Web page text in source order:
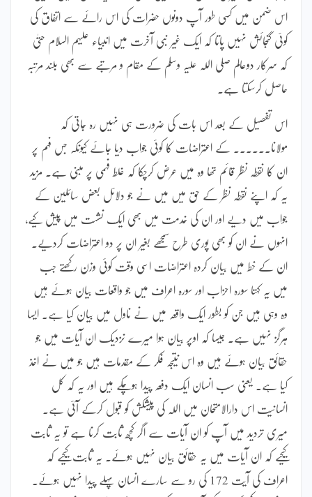
اس ضمن میں کسی طور آپ دونوں حضرات کی اس رائے سے اتفاق کی
کوئی گنجائش نہیں پاتا کہ ایک غیر نبی آخرت میں انبیاء علیہم السلام حتیٰ
کہ سرکار دوعالم صلی اللہ علیہ وسلم کے مقام و مرتبے سے بھی بلند مرتبہ
حاصل کرسکتا ہے۔
اس تفصیل کے بعد اس بات کی ضرورت ہی نہیں رہ جاتی کہ
مولانا۔۔۔۔۔۔ کے اعتراضات کا کوئی جواب دیا جائے کیونکہ جس فہم پر
ان کا نقطہ نظر قائم تھا وہ میں عرض کرچکا کہ غلط فہمی پر مبنی ہے۔ مزید
یہ کہ اپنے نقطہ نظر کے حق میں میں نے جو دلائل بعض سائلین کے
جواب میں دیے اور ان کی خدمت میں بھی ایک نشست میں پیش کیے،
انہوں نے ان کو بھی پوری طرح سمجھے بغیر ان پر دو اعتراضات کردیے۔
ان کے خط میں بیان کردہ اعتراضات اسی وقت کوئی وزن رکھتے جب
میں یہ کہتا سورہ احزاب اور سورہ اعراف میں جو واقعات بیان ہوئے ہیں
وہ وہی ہیں جن کو بطور ایک واقعہ میں نے ناول میں بیان کیا ہے۔ ایسا
ہرگز نہیں ہے۔ جیسا کہ اوپر بیان ہوا میرے نزدیک ان آیات میں جو
حقائق بیان ہوئے ہیں وہ اس نتیجہ فکر کے مقدمات ہیں جو میں نے اخذ
کیا ہے۔ یعنی سب انسان ایک دفعہ پیدا ہوچکے ہیں اور یہ کہ کل
انسانیت اس دارالامتحان میں اللہ کی پیشکش کو قبول کرکے آئی ہے۔
میری تردید میں آپ کو ان آیات سے اگر کچھ ثابت کرنا ہے تو یہ ثابت
کیجیے کہ ان آیات میں یہ حقائق بیان نہیں ہوئے۔ یہ ثابت کیجیے کہ
اعراف کی آیت 172 کی رو سے سارے انسان پہلے پیدا نہیں ہوئے۔